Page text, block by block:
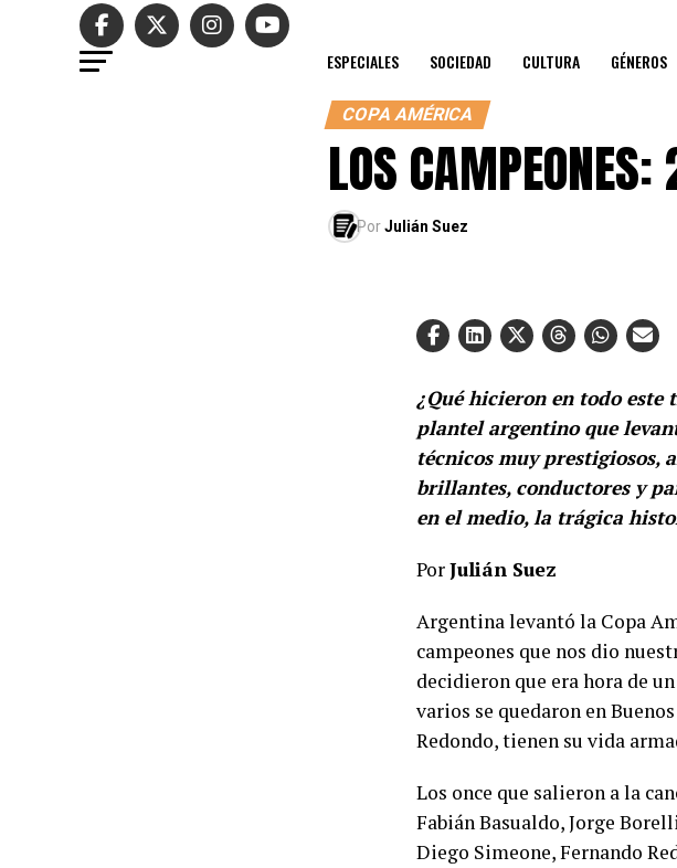
ESPECIALES SOCIEDAD CULTURA GÉNEROS
COPA AMÉRICA
LOS
PorJulián Suez
¿Qué hicieron en todo
plantel argentino que
técnicos muy prestigiosos,
brillantes, conductores y
en el medio, la trágica
PorJulián Suez
Argentina levantó la Copa
campeones que nos dio
decidieron que era hora de
varios se quedaron en
Redondo, tienen su vida
Los once que salieron a la
Fabián Basualdo, Jorge
Diego Simeone, Fernando